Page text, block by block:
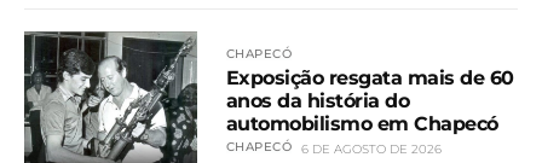
CHAPECÓ
Exposição resgata mais de 60
anos da história do
automobilismo em Chapecó
CHAPECÓ 6 DE AGOSTO DE 2026